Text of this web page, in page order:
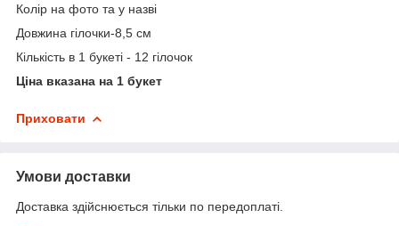
Колір на фото та у назві
Довжина гілочки-8,5 см
Кількість в 1 букеті - 12 гілочок
Ціна вказана на 1 букет
Приховати
Умови доставки
Доставка здійснюється тільки по передоплаті.